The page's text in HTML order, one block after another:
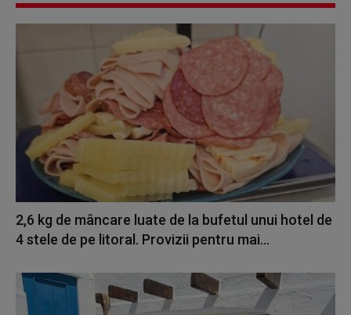
2,6 kg de mâncare luate de la bufetul unui hotel de
4 stele de pe litoral. Provizii pentru mai...